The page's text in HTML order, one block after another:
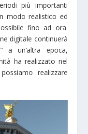
più importanti
modo realistico ed
fino ad ora.
digitale continuerà
a un’altra epoca,
ha realizzato nel
realizzare